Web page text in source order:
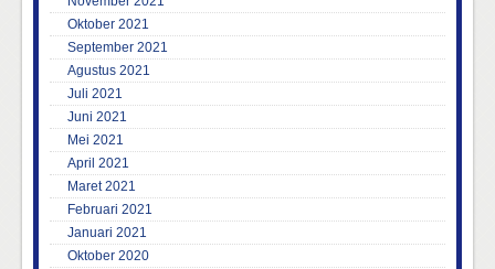
Oktober 2021
September 2021
Agustus 2021
Juli 2021
Juni 2021
Mei 2021
April 2021
Maret 2021
Februari 2021
Januari 2021
Oktober 2020